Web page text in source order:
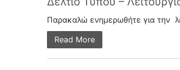
Παρακαλώ ενημερωθήτε για την
Read More